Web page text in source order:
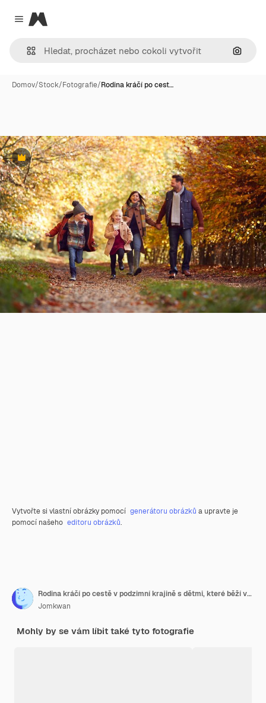
Close menu
Magnific
Hledat
Domov/Stock/Fotografie/Rodina kráčí po cest…
Premium
Vytvořte si vlastní obrázky pomocí generátoru obrázků a upravte je
pomocí našeho editoru obrázků.
Rodina kráčí po cestě v podzimní krajině s dětmi, které běží vpřed
Jomkwan
Mohly by se vám líbit také tyto fotografie